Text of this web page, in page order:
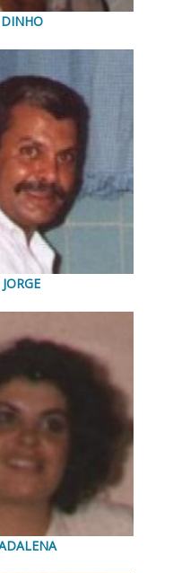
DINHO
JORGE